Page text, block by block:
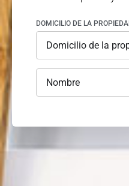
DOMICILIO DE LA